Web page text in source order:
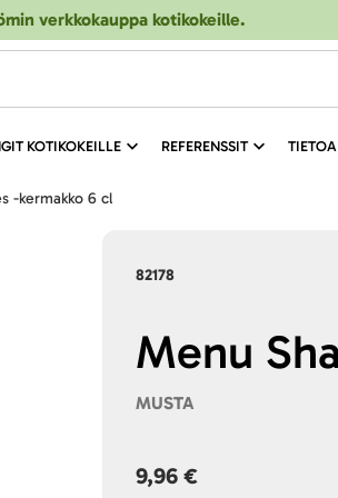
verkkokauppa kotikokeille.
KOTIKOKEILLE REFERENSSIT
-kermakko 6 cl
82178
Menu
MUSTA
9,96 €